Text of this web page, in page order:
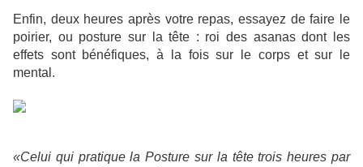
Enfin, deux heures après votre repas, essayez de faire le
poirier, ou posture sur la tête : roi des asanas dont les
effets sont bénéfiques, à la fois sur le corps et sur le
mental.
«Celui qui pratique la Posture sur la tête trois heures par